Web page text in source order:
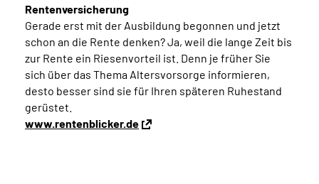
Rentenversicherung
Gerade erst mit der Ausbildung begonnen und jetzt
schon an die Rente denken? Ja, weil die lange Zeit bis
zur Rente ein Riesenvorteil ist. Denn je früher Sie
sich über das Thema Altersvorsorge informieren,
desto besser sind sie für Ihren späteren Ruhestand
gerüstet.
www.rentenblicker.de